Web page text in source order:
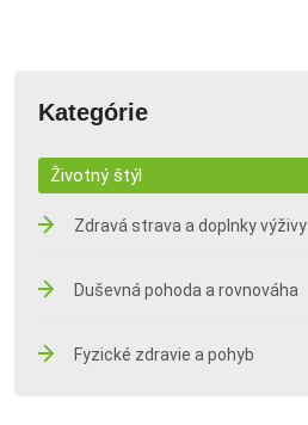
Kategórie
Životný štýl
Zdravá strava a doplnky výživy
Duševná pohoda a rovnováha
Fyzické zdravie a pohyb